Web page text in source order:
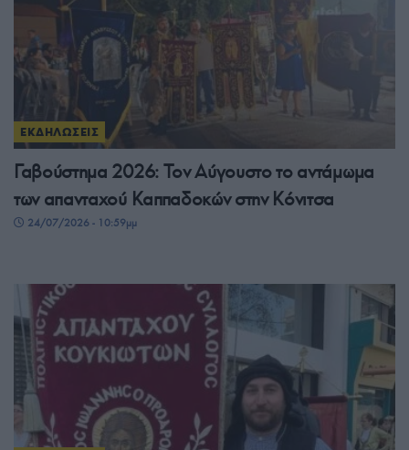
ΕΚΔΗΛΩΣΕΙΣ
Γαβούστημα 2026: Τον Αύγουστο το αντάμωμα
των απανταχού Καππαδοκών στην Κόνιτσα
24/07/2026 - 10:59μμ